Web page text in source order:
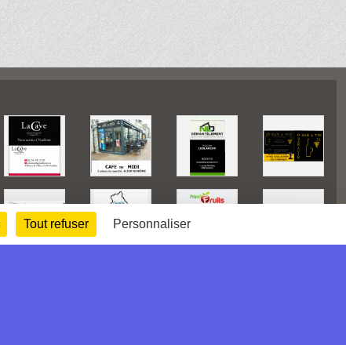
Tout refuser Personnaliser